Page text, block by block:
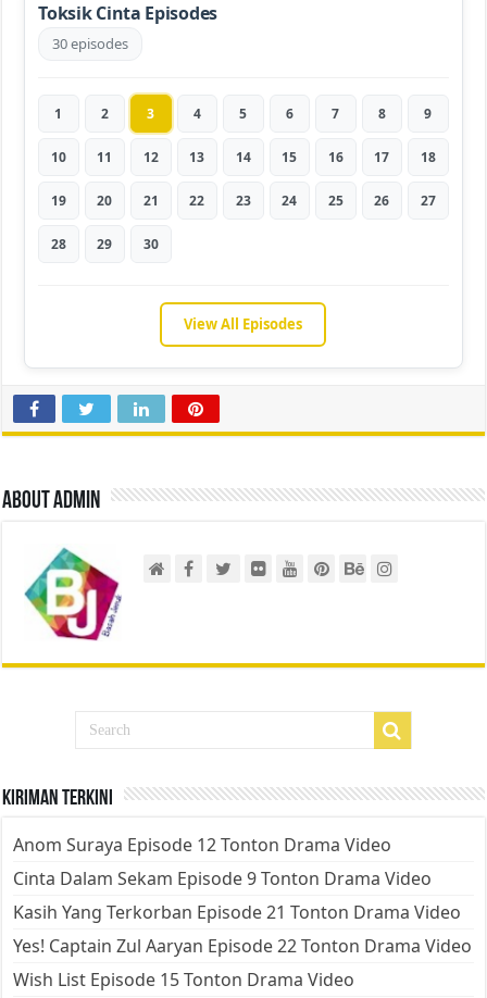
Toksik Cinta Episodes
30 episodes
1 2 3 4 5 6 7 8 9
10 11 12 13 14 15 16 17 18
19 20 21 22 23 24 25 26 27
28 29 30
View All Episodes
About admin
Kiriman Terkini
Anom Suraya Episode 12 Tonton Drama Video
Cinta Dalam Sekam Episode 9 Tonton Drama Video
Kasih Yang Terkorban Episode 21 Tonton Drama Video
Yes! Captain Zul Aaryan Episode 22 Tonton Drama Video
Wish List Episode 15 Tonton Drama Video